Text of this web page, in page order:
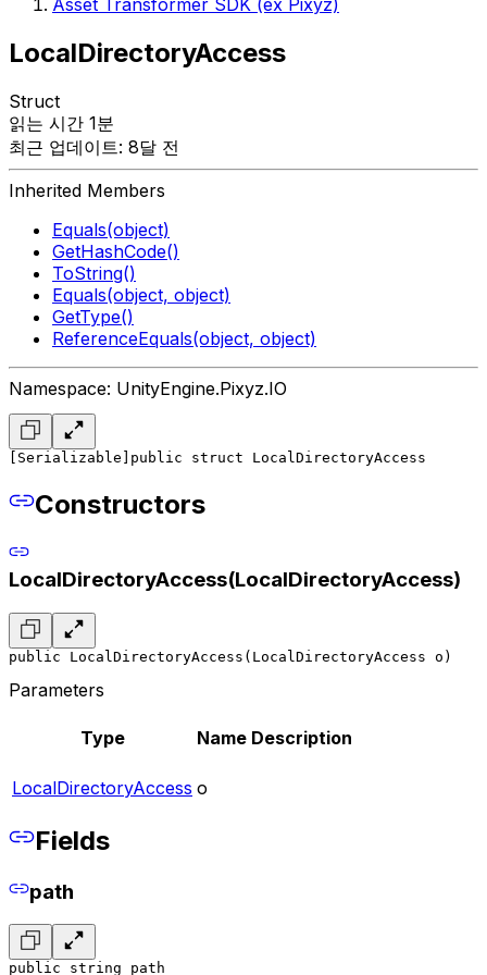
Asset Transformer SDK (ex Pixyz)
LocalDirectoryAccess
Struct
읽는 시간 1분
최근 업데이트: 8달 전
Inherited Members
Equals(object)
GetHashCode()
ToString()
Equals(object, object)
GetType()
ReferenceEquals(object, object)
Namespace: UnityEngine.Pixyz.IO
[Serializable] public struct LocalDirectoryAccess
Constructors
LocalDirectoryAccess(LocalDirectoryAccess)
public LocalDirectoryAccess(LocalDirectoryAccess o)
Parameters
Type Name Description
LocalDirectoryAccess o
Fields
path
public string path